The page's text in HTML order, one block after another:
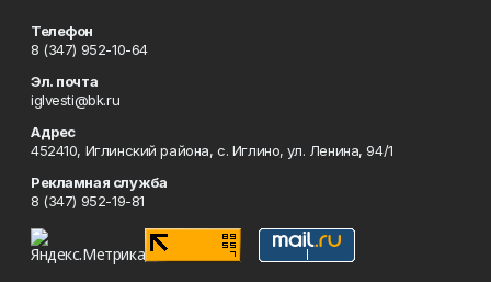
Телефон
8 (347) 952-10-64
Эл. почта
iglvesti@bk.ru
Адрес
452410, Иглинский района, с. Иглино, ул. Ленина, 94/1
Рекламная служба
8 (347) 952-19-81